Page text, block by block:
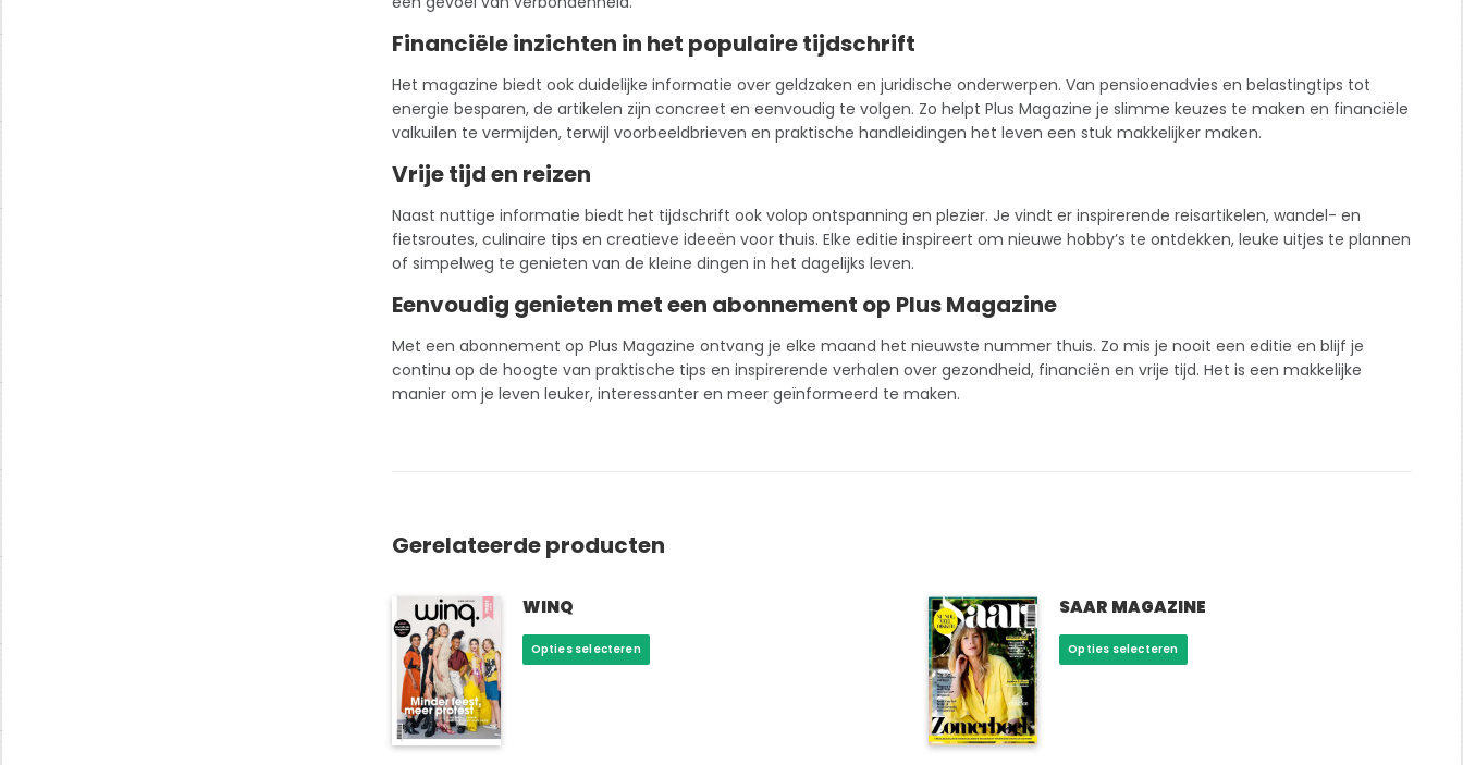
Financiële inzichten in het populaire tijdschrift
Het magazine biedt ook duidelijke informatie over geldzaken en juridische onderwerpen. Van pensioenadvies en belastingtips tot
energie besparen, de artikelen zijn concreet en eenvoudig te volgen. Zo helpt Plus Magazine je slimme keuzes te maken en financiële
valkuilen te vermijden, terwijl voorbeeldbrieven en praktische handleidingen het leven een stuk makkelijker maken.
Vrije tijd en reizen
Naast nuttige informatie biedt het tijdschrift ook volop ontspanning en plezier. Je vindt er inspirerende reisartikelen, wandel- en
fietsroutes, culinaire tips en creatieve ideeën voor thuis. Elke editie inspireert om nieuwe hobby’s te ontdekken, leuke uitjes te plannen
of simpelweg te genieten van de kleine dingen in het dagelijks leven.
Eenvoudig genieten met een abonnement op Plus Magazine
Met een abonnement op Plus Magazine ontvang je elke maand het nieuwste nummer thuis. Zo mis je nooit een editie en blijf je
continu op de hoogte van praktische tips en inspirerende verhalen over gezondheid, financiën en vrije tijd. Het is een makkelijke
manier om je leven leuker, interessanter en meer geïnformeerd te maken.
Gerelateerde producten
WINQ
Opties selecteren
product
SAAR MAGAZINE
Opties selecteren
product